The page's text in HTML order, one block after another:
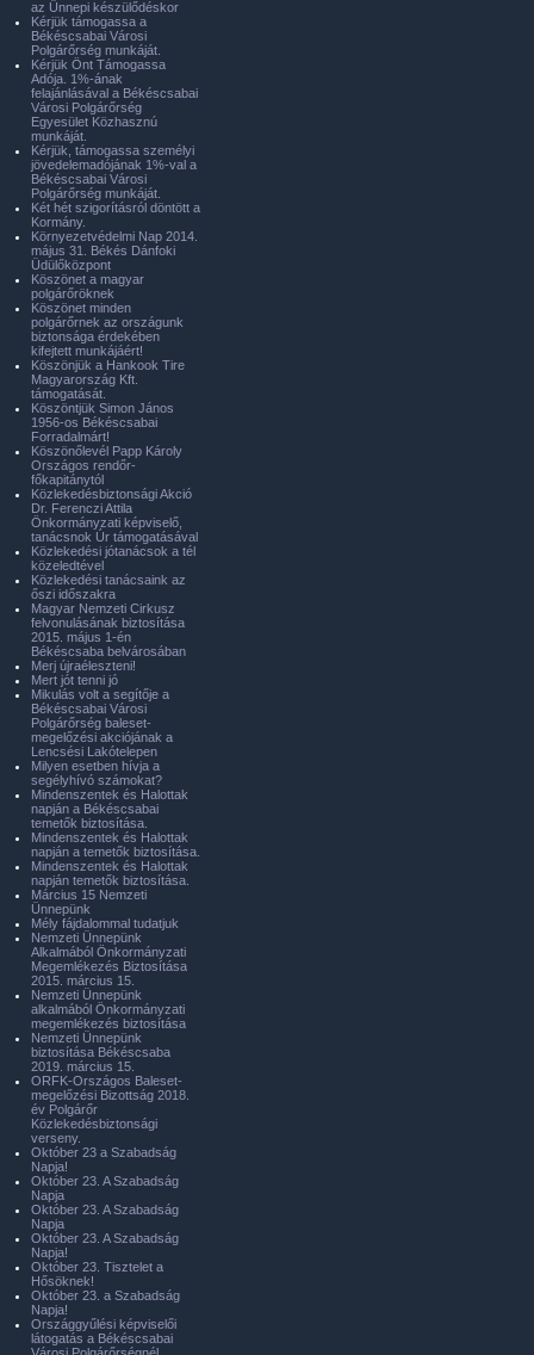
az Ünnepi készülődéskor
Kérjük támogassa a
Békéscsabai Városi
Polgárőrség munkáját.
Kérjük Önt Támogassa
Adója. 1%-ának
felajánlásával a Békéscsabai
Városi Polgárőrség
Egyesület Közhasznú
munkáját.
Kérjük, támogassa személyi
jövedelemadójának 1%-val a
Békéscsabai Városi
Polgárőrség munkáját.
Két hét szigorításról döntött a
Kormány.
Környezetvédelmi Nap 2014.
május 31. Békés Dánfoki
Üdülőközpont
Köszönet a magyar
polgárőröknek
Köszönet minden
polgárőrnek az országunk
biztonsága érdekében
kifejtett munkájáért!
Köszönjük a Hankook Tire
Magyarország Kft.
támogatását.
Köszöntjük Simon János
1956-os Békéscsabai
Forradalmárt!
Köszönőlevél Papp Károly
Országos rendőr-
főkapitánytól
Közlekedésbiztonsági Akció
Dr. Ferenczi Attila
Önkormányzati képviselő,
tanácsnok Úr támogatásával
Közlekedési jótanácsok a tél
közeledtével
Közlekedési tanácsaink az
őszi időszakra
Magyar Nemzeti Cirkusz
felvonulásának biztosítása
2015. május 1-én
Békéscsaba belvárosában
Merj újraéleszteni!
Mert jót tenni jó
Mikulás volt a segítője a
Békéscsabai Városi
Polgárőrség baleset-
megelőzési akciójának a
Lencsési Lakótelepen
Milyen esetben hívja a
segélyhívó számokat?
Mindenszentek és Halottak
napján a Békéscsabai
temetők biztosítása.
Mindenszentek és Halottak
napján a temetők biztosítása.
Mindenszentek és Halottak
napján temetők biztosítása.
Március 15 Nemzeti
Ünnepünk
Mély fájdalommal tudatjuk
Nemzeti Ünnepünk
Alkalmából Önkormányzati
Megemlékezés Biztosítása
2015. március 15.
Nemzeti Ünnepünk
alkalmából Önkormányzati
megemlékezés biztosítása
Nemzeti Ünnepünk
biztosítása Békéscsaba
2019. március 15.
ORFK-Országos Baleset-
megelőzési Bizottság 2018.
év Polgárőr
Közlekedésbiztonsági
verseny.
Október 23 a Szabadság
Napja!
Október 23. A Szabadság
Napja
Október 23. A Szabadság
Napja
Október 23. A Szabadság
Napja!
Október 23. Tisztelet a
Hősöknek!
Október 23. a Szabadság
Napja!
Országgyűlési képviselői
látogatás a Békéscsabai